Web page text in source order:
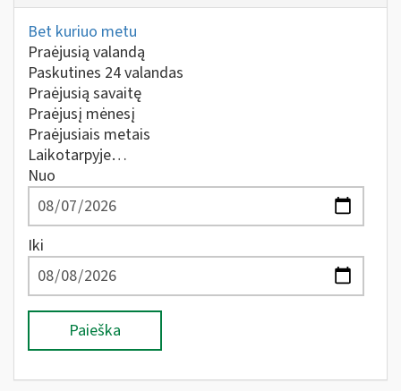
Bet kuriuo metu
Praėjusią valandą
Paskutines 24 valandas
Praėjusią savaitę
Praėjusį mėnesį
Praėjusiais metais
Laikotarpyje…
Nuo
Iki
Paieška